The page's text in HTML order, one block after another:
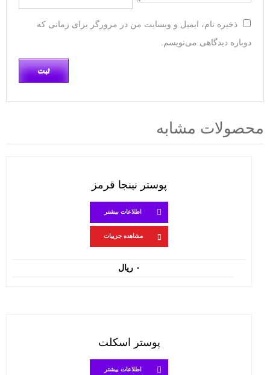
ذخیره نام، ایمیل و وبسایت من در مرورگر برای زمانی که
دوباره دیدگاهی می‌نویسم.
محصولات مشابه
پوستر نینجا قرمز
اطلاعات بیشتر
مشاهده جزییات
۰ ریال
پوستر اسکلت
اطلاعات بیشتر